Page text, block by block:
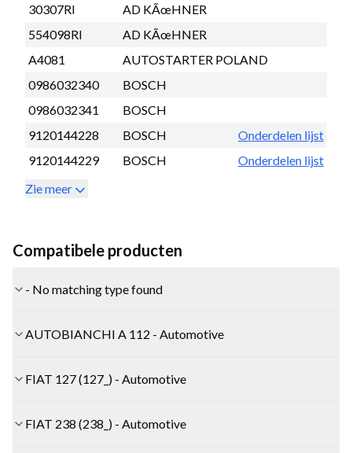
30307RI
AD KÃœHNER
554098RI
AD KÃœHNER
A4081
AUTOSTARTER POLAND
0986032340
BOSCH
0986032341
BOSCH
9120144228
BOSCH
Onderdelen lijst
9120144229
BOSCH
Onderdelen lijst
Zie meer
Compatibele producten
- No matching type found
AUTOBIANCHI A 112 - Automotive
FIAT 127 (127_) - Automotive
FIAT 238 (238_) - Automotive